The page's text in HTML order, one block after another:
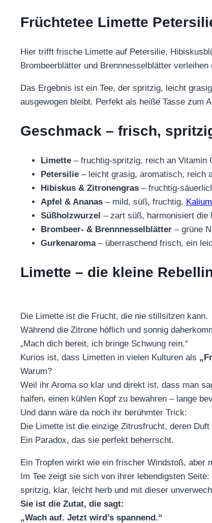
Früchtetee Limette
Hier trifft frische Limette auf Petersilie,
Brombeerblätter und Brennnesselblätter
Das Ergebnis ist ein Tee, der spritzig, leicht
ausgewogen bleibt. Perfekt als heiße Tasse zum
Geschmack – frisch,
Limette – fruchtig-spritzig, reich an Vitamin
Petersilie – leicht grasig, aromatisch, reich
Hibiskus & Zitronengras – fruchtig-
Apfel & Ananas – mild, süß, fruchtig, Kalium
Süßholzwurzel – zart süß, harmonisiert die
Brombeer- & Brennnesselblätter – grüne
Gurkenaroma– überraschend frisch, ein
Limette – die kleine
Die Limette ist die Frucht, die nie stillsitzen kann.
Während die Zitrone höflich und sonnig
„Mach dich bereit, ich bringe Schwung rein.“
Kurios ist, dass Limetten in vielen Kulturen als
Warum?
Weil ihr Aroma so klar und direkt ist, dass man
halfen, einen kühlen Kopf zu bewahren – lange
Und dann wäre da noch ihr berühmter Trick:
Die Limette ist die einzige Zitrusfrucht, deren
Ein Paradox, das sie perfekt beherrscht.
Ein Tropfen wirkt wie ein frischer Windstoß, aber
Im Tee zeigt sie sich von ihrer lebendigsten Seite:
spritzig, klar, leicht herb und mit dieser
Sie ist die Zutat, die sagt:
„Wach auf. Jetzt wird’s spannend.“